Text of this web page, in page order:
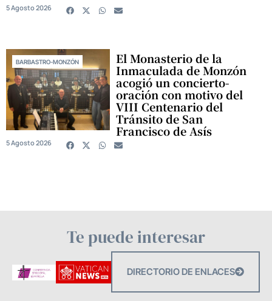
5 Agosto 2026
BARBASTRO-MONZÓN El Monasterio de la
Inmaculada de Monzón
acogió un concierto-
oración con motivo del
VIII Centenario del
Tránsito de San
Francisco de Asís
5 Agosto 2026
Te puede interesar
DIRECTORIO DE ENLACES